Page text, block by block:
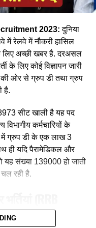
होगा लेकिन माथे पर लाल
हुए महिला लोकों पायलेट
गंतव्य पहुंचाने की
बताती है कि जब वे
हेरान रह जाते है कुछ
एक महिला ट्रेन चल रही
2023:दुनिया
में रेलवे में नौकरी हासिल
लिए अच्छी खबर है. दरअसल
के लिए कोई विज्ञापन जारी
की ओर से ग्रुप डी तथा ग्रुप
है.
सीट खाली है यह पद
कर्मचारियों के
में ग्रुप डी के एक लाख 3
ही यदि पैरामेडिकल और
यह संख्या 139000 हो जाती
चल रही है.